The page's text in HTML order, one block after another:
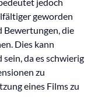
geworden
Bewertungen, die
Dies kann
da es schwierig
zu
eines Films zu